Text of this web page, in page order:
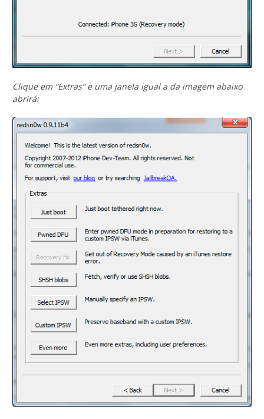
Clique em “Extras” e uma janela igual a da imagem abaixo
abrirá: